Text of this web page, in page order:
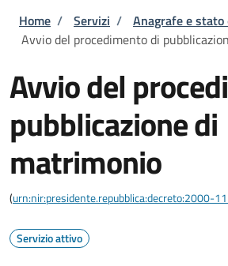
Briciole di pane
Home / Servizi / Anagrafe e stato
Avvio del procedimento di
Avvio del
pubblicazione di
matrimonio
(urn:nir:presidente.repubblica:decreto:2000-
Servizio attivo